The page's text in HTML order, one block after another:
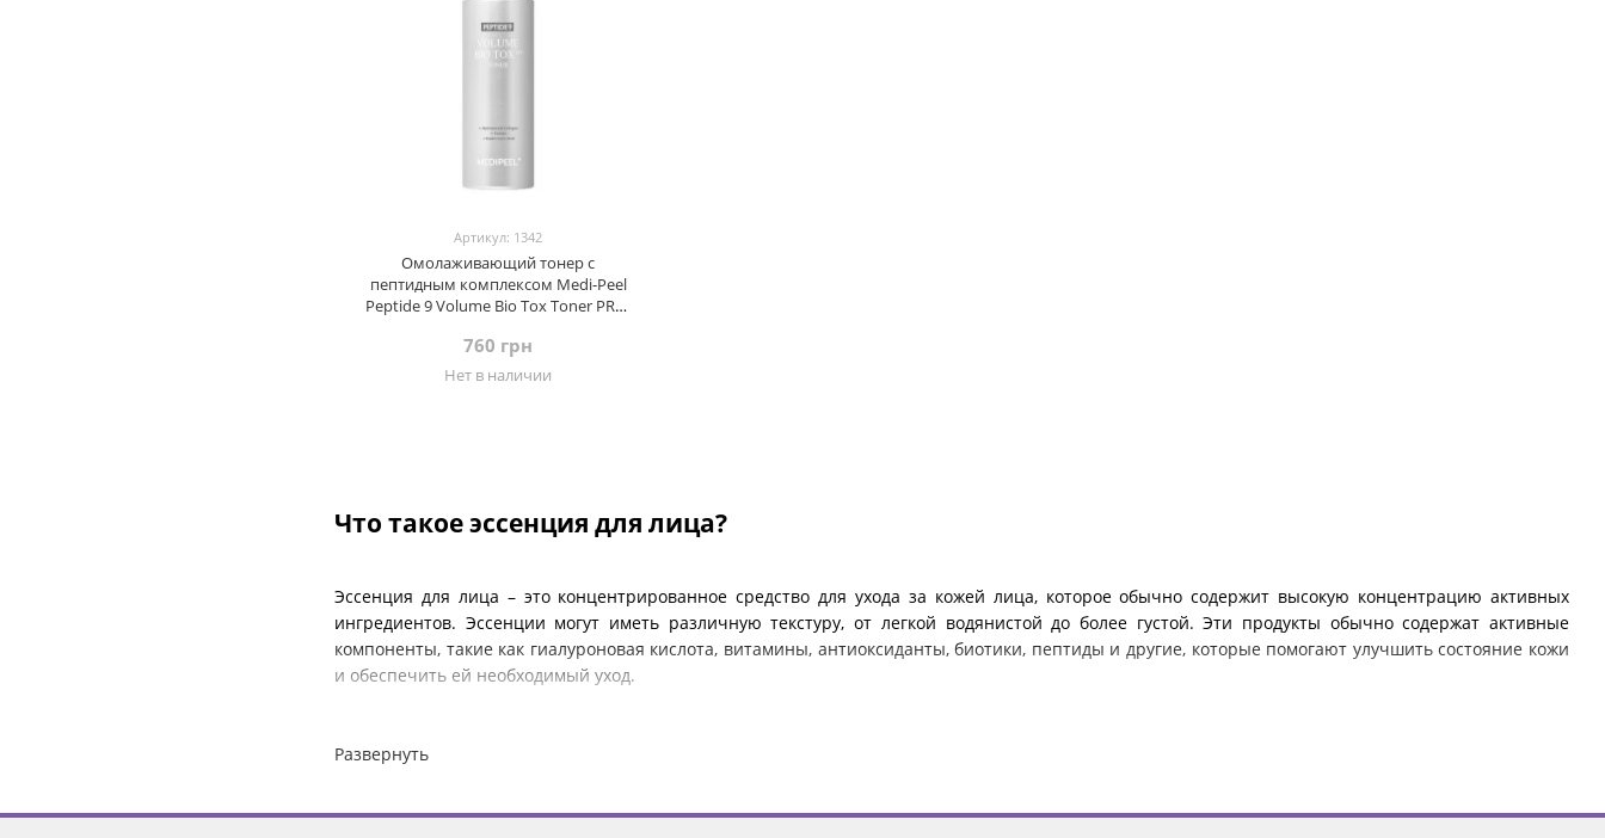
Что такое эссенция для лица?
Эссенция для лица – это концентрированное средство для ухода за кожей лица, которое обычно содержит высокую концентрацию активных
ингредиентов. Эссенции могут иметь различную текстуру, от легкой водянистой до более густой. Эти продукты обычно содержат активные
компоненты, такие как гиалуроновая кислота, витамины, антиоксиданты, биотики, пептиды и другие, которые помогают улучшить состояние кожи
и обеспечить ей необходимый уход.
Чем эссенция отличается от других уходовых продуктов для кожи?
Развернуть
Артикул: 1342
Омолаживающий тонер с
пептидным комплексом Medi-Peel
Peptide 9 Volume Bio Tox Toner PRO,
760 грн
Нет в наличии